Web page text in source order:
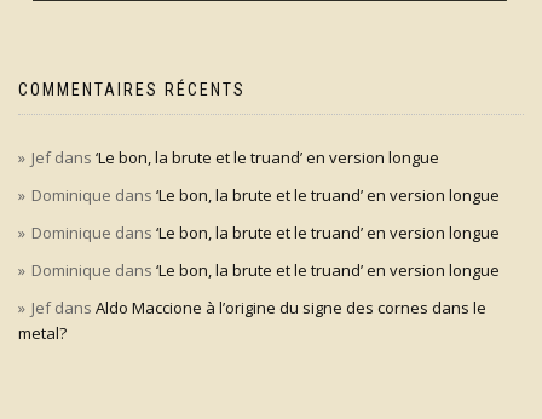
COMMENTAIRES RÉCENTS
Jefdans ‘Le bon, la brute et le truand’ en version longue
Dominique dans ‘Le bon, la brute et le truand’ en version longue
Dominique dans ‘Le bon, la brute et le truand’ en version longue
Dominique dans ‘Le bon, la brute et le truand’ en version longue
Jefdans Aldo Maccione à l’origine du signe des cornes dans le
metal?